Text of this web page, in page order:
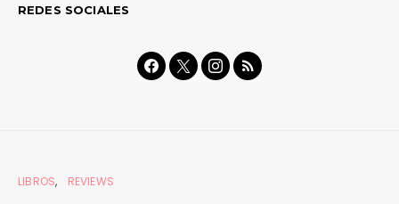
REDES SOCIALES
LIBROS REVIEWS